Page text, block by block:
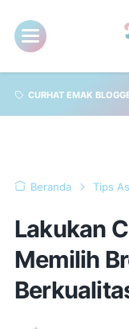
CURHAT EMAK
Beranda Tips
Lakukan
Memilih